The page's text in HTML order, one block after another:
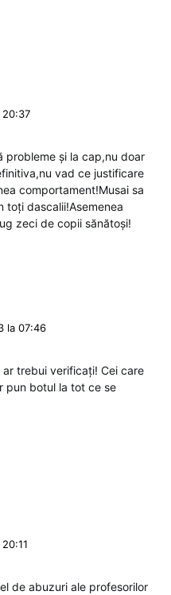
probleme și la cap,nu doar
vad ce justificare
comportament!Musai sa
toți dascalii!Asemenea
zeci de copii sănătoși!
la 07:46
trebui verificați! Cei care
pun botul la tot ce se
de abuzuri ale profesorilor